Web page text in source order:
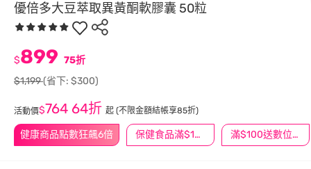
優倍多大豆萃取異黃酮軟膠囊 50粒
健康商品點數狂飆6倍 保健食品滿$1200送$100 滿$100送數位印花
$899 75折
$1,199(省下: $300)
活動價$764 64折 起 (不限金額結帳享85折)